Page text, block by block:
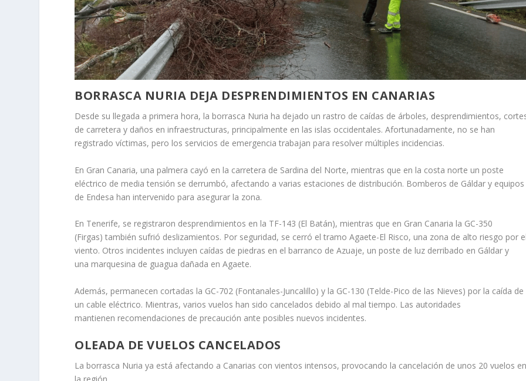
BORRASCA NURIA DEJA DESPRENDIMIENTOS EN CANARIAS
Desde su llegada a primera hora, la borrasca Nuria ha dejado un rastro de caídas de árboles, desprendimientos,
de carretera y daños en infraestructuras, principalmente en las islas occidentales. Afortunadamente, no se han
registrado víctimas, pero los servicios de emergencia trabajan para resolver múltiples incidencias.
En Gran Canaria, una palmera cayó en la carretera de Sardina del Norte, mientras que en la costa norte un poste
eléctrico de media tensión se derrumbó, afectando a varias estaciones de distribución. Bomberos de Gáldar y equipos
de Endesa han intervenido para asegurar la zona.
En Tenerife, se registraron desprendimientos en la TF-143 (El Batán), mientras que en Gran Canaria la GC-350
(Firgas) también sufrió deslizamientos. Por seguridad, se cerró el tramo Agaete-El Risco, una zona de alto riesgo por
viento. Otros incidentes incluyen caídas de piedras en el barranco de Azuaje, un poste de luz derribado en Gáldar y
una marquesina de guagua dañada en Agaete.
Además, permanecen cortadas la GC-702 (Fontanales-Juncalillo) y la GC-130 (Telde-Pico de las Nieves) por la caída de
un cable eléctrico. Mientras, varios vuelos han sido cancelados debido al mal tiempo. Las autoridades
mantienen recomendaciones de precaución ante posibles nuevos incidentes.
OLEADA DE VUELOS CANCELADOS
La borrasca Nuria ya está afectando a Canarias con vientos intensos, provocando la cancelación de unos 20 vuelos